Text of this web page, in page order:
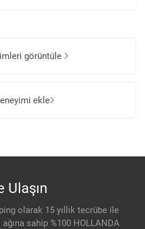
görüntüle
ekle
Ulaşın
olarak 15 yıllık tecrübe ile
sahip %100 HOLLANDA